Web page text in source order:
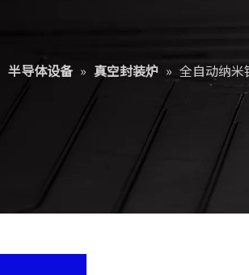
半导体设备 » 真空封装炉 » 全自动纳